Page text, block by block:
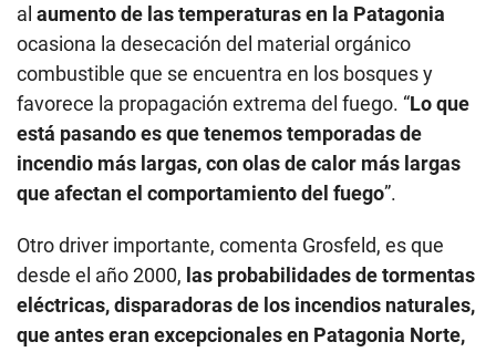
al aumento de las temperaturas en la Patagonia
ocasiona la desecación del material orgánico
combustible que se encuentra en los bosques y
favorece la propagación extrema del fuego. “Lo que
está pasando es que tenemos temporadas de
incendio más largas, con olas de calor más largas
que afectan el comportamiento del fuego”.
Otro driver importante, comenta Grosfeld, es que
desde el año 2000, las probabilidades de tormentas
eléctricas, disparadoras de los incendios naturales,
que antes eran excepcionales en Patagonia Norte,